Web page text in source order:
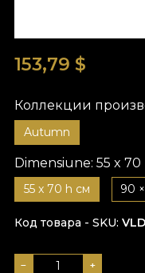
153,79 $
Коллекции
Autumn
Dimensiune: 55 x 70
55 x 70 h см 90
Код товара - SKU
− +